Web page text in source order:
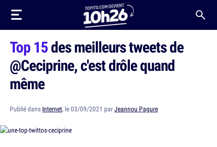
Top 15des meilleurs tweets de
@Ceciprine, c'est drôle quand
même
Publié dans Internet, le 03/09/2021 parJeannou Pagure